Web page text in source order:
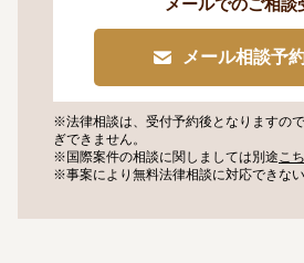
メールでのご相談
メール相談予
※法律相談は、受付予約後となりますので
ぎできません。
※国際案件の相談に関しましては別途こ
※事案により無料法律相談に対応できな